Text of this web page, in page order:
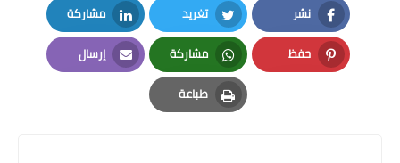
نشر
Facebook
تغريد
Twitter
مشاركة
LinkedIn
حفظ
Pinterest
مشاركة
Whatsapp
إرسال
Email
طباعة
Print